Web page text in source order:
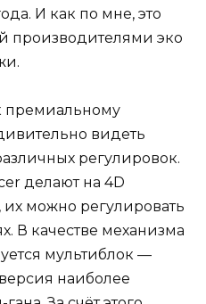
И как по мне, это
производителями эко
премиальному
видеть
регулировок.
делают на 4D
их можно регулировать
В качестве механизма
мультиблок —
наиболее